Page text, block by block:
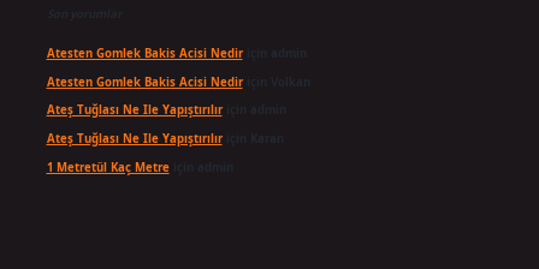
Son yorumlar
Atesten Gomlek Bakis Acisi Nediriçin
Atesten Gomlek Bakis Acisi Nediriçin
Ateş Tuğlası Ne Ile Yapıştırılıriçin
Ateş Tuğlası Ne Ile Yapıştırılıriçin
1 Metretül Kaç Metreiçin